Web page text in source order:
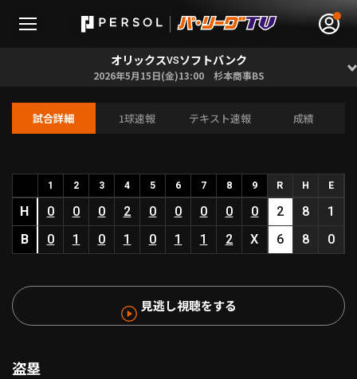
HOME
動画
オリックスVSソフトバンク
2026年5月15日(金)13:00 杉本商事BS
試合詳細 1球速報 テキスト速報 成績
1 2 3 4 5 6 7 8 9 R H E
H 0 0 0 2 0 0 0 0 0 2 8
1
B
0 1 0 1 0 1 1 2 X 6 8 0
見逃し視聴をする
盗塁